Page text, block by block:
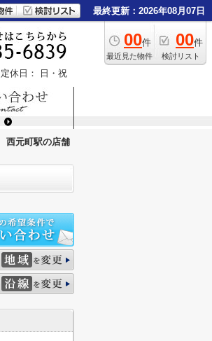
最終更新：2026年08月07日
00件
最近見た物件
00件
検討リスト
定休日： 日・祝
西元町駅の店舗